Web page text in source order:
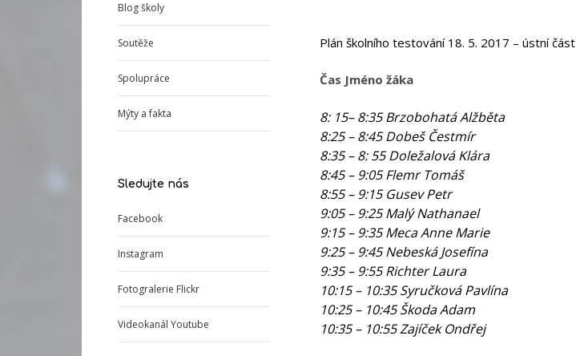
Blog školy
Soutěže
Spolupráce
Mýty a fakta
Sledujte nás
Facebook
Instagram
Fotogralerie Flickr
Videokanál Youtube
Plán školního testování 18. 5. 2017 – ústní část
Čas Jméno žáka
8: 15– 8:35 Brzobohatá Alžběta
8:25 – 8:45 Dobeš Čestmír
8:35 – 8: 55 Doležalová Klára
8:45 – 9:05 Flemr Tomáš
8:55 – 9:15 Gusev Petr
9:05 – 9:25 Malý Nathanael
9:15 – 9:35 Meca Anne Marie
9:25 – 9:45 Nebeská Josefína
9:35 – 9:55 Richter Laura
10:15 – 10:35 Syručková Pavlína
10:25 – 10:45 Škoda Adam
10:35 – 10:55 Zajíček Ondřej